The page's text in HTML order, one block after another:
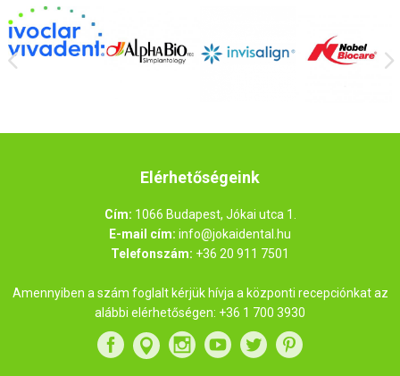
Elérhetőségeink
Cím: 1066 Budapest, Jókai utca 1.
E-mail cím: info@jokaidental.hu
Telefonszám: +36 20 911 7501
Amennyiben a szám foglalt kérjük hívja a központi recepciónkat az
alábbi elérhetőségen: +36 1 700 3930